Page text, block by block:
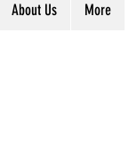
About Us More